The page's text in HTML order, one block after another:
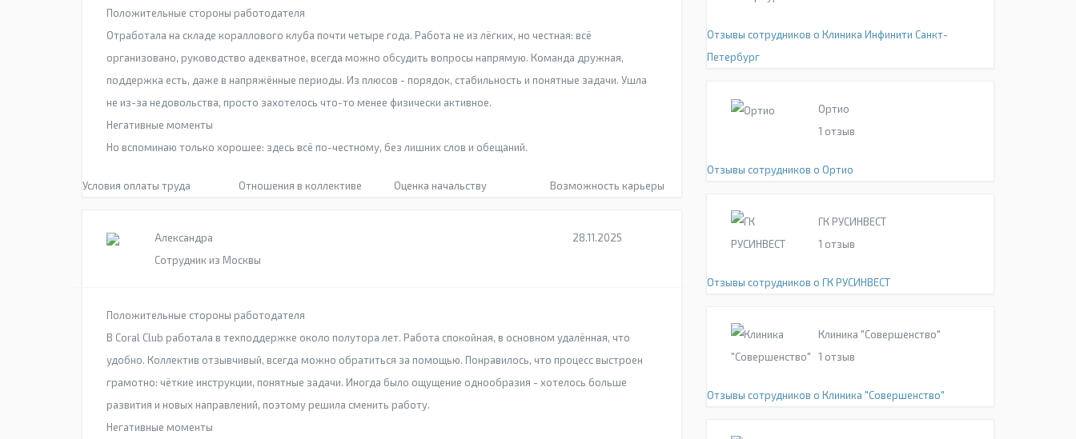
Положительные стороны работодателя
Отработала на складе кораллового клуба почти четыре года. Работа не из лёгких, но честная: всё
организовано, руководство адекватное, всегда можно обсудить вопросы напрямую. Команда дружная,
поддержка есть, даже в напряжённые периоды. Из плюсов - порядок, стабильность и понятные задачи. Ушла
не из-за недовольства, просто захотелось что-то менее физически активное.
Негативные моменты
Но вспоминаю только хорошее: здесь всё по-честному, без лишних слов и обещаний.
Условия оплаты труда Отношения в коллективе Оценка начальству Возможность карьеры
Александра
Сотрудник из Москвы
28.11.2025
Положительные стороны работодателя
В Coral Club работала в техподдержке около полутора лет. Работа спокойная, в основном удалённая, что
удобно. Коллектив отзывчивый, всегда можно обратиться за помощью. Понравилось, что процесс выстроен
грамотно: чёткие инструкции, понятные задачи. Иногда было ощущение однообразия - хотелось больше
развития и новых направлений, поэтому решила сменить работу.
Негативные моменты
Отзывы сотрудников о Клиника Инфинити Санкт-
Петербург
Ортио
1 отзыв
Отзывы сотрудников о Ортио
ГК РУСИНВЕСТ
1 отзыв
Отзывы сотрудников о ГК РУСИНВЕСТ
Клиника "Совершенство"
1 отзыв
Отзывы сотрудников о Клиника "Совершенство"